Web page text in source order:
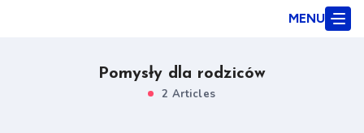
MENU
Pomysły dla rodziców
2 Articles